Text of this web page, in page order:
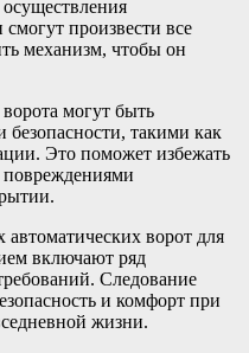
произвести все
механизм, чтобы он
могут быть
такими как
Это поможет избежать
повреждениями
ворот для
включают ряд
Следование
и комфорт при
жизни.